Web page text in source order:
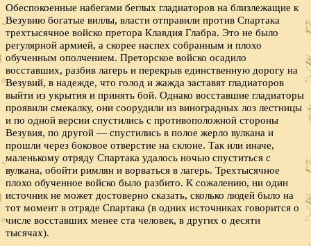
Обеспокоенные набегами беглых гладиаторов на близлежащие к
Везувию богатые виллы, власти отправили против Спартака
трехтысячное войско претора Клавдия Глабра. Это не было
регулярной армией, а скорее наспех собранным и плохо
обученным ополчением. Преторское войско осадило
восставших, разбив лагерь и перекрыв единственную дорогу на
Везувий, в надежде, что голод и жажда заставят гладиаторов
выйти из укрытия и принять бой. Однако восставшие гладиаторы
проявили смекалку, они соорудили из виноградных лоз лестницы
и по одной версии спустились с противоположной стороны
Везувия, по другой — спустились в полое жерло вулкана и
прошли через боковое отверстие на склоне. Так или иначе,
маленькому отряду Спартака удалось ночью спуститься с
вулкана, обойти римлян и ворваться в лагерь. Трехтысячное
плохо обученное войско было разбито. К сожалению, ни один
источник не может достоверно сказать, сколько людей было на
тот момент в отряде Спартака (в одних источниках говорится о
числе восставших менее ста человек, в других о десяти
тысячах).